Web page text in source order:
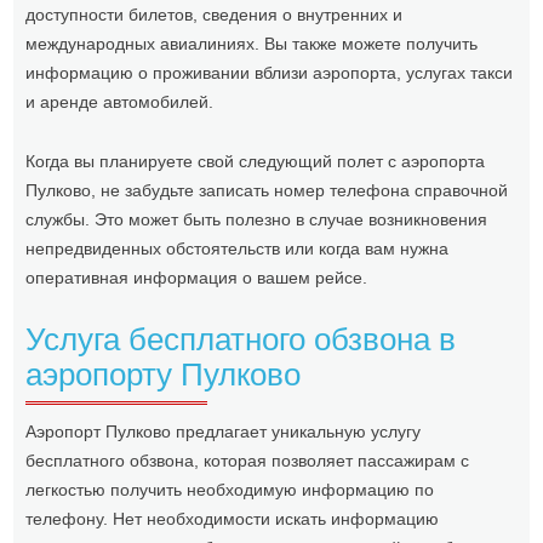
доступности билетов, сведения о внутренних и
международных авиалиниях. Вы также можете получить
информацию о проживании вблизи аэропорта, услугах такси
и аренде автомобилей.
Когда вы планируете свой следующий полет с аэропорта
Пулково, не забудьте записать номер телефона справочной
службы. Это может быть полезно в случае возникновения
непредвиденных обстоятельств или когда вам нужна
оперативная информация о вашем рейсе.
Услуга бесплатного обзвона в
аэропорту Пулково
Аэропорт Пулково предлагает уникальную услугу
бесплатного обзвона, которая позволяет пассажирам с
легкостью получить необходимую информацию по
телефону. Нет необходимости искать информацию